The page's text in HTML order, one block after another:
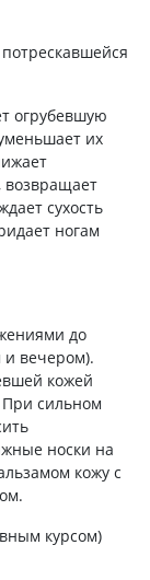
огрубевшую
их
возвращает
сухость
ногам
до
и вечером).
кожей
сильном
носки на
кожу с
курсом)